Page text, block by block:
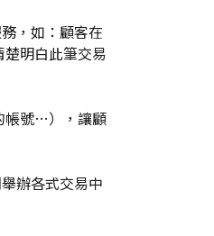
，如：顧客在
明白此筆交易
帳號…），讓顧
辦各式交易中